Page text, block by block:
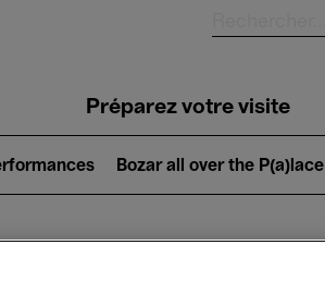
Préparez votre visite
Bozar all over the P(a)lace